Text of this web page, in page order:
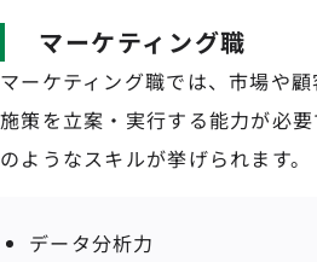
マーケティング職
マーケティング職では、市場や
施策を立案・実行する能力が必
のようなスキルが挙げられます。
データ分析力